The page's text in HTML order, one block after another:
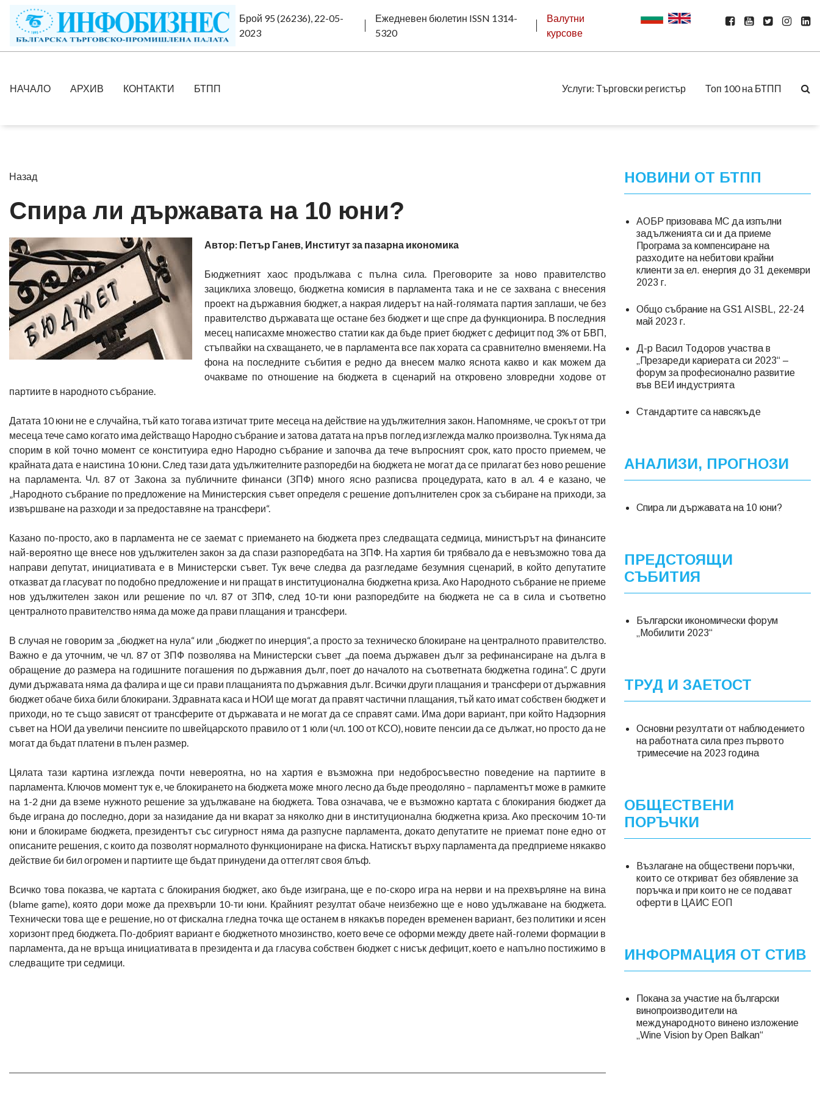
Брой 95 (26236), 22-05-
2023
Ежедневен бюлетин ISSN 1314-
5320
Валутни
курсове
НАЧАЛО АРХИВ КОНТАКТИ БТПП Услуги: Търговски регистър Топ 100 на БТПП
Назад
Спира ли държавата на 10 юни?
Автор: Петър Ганев, Институт за пазарна икономика
Бюджетният хаос продължава с пълна сила. Преговорите за ново правителство
зациклиха зловещо, бюджетна комисия в парламента така и не се захвана с внесения
проект на държавния бюджет, а накрая лидерът на най-голямата партия заплаши, че без
правителство държавата ще остане без бюджет и ще спре да функционира. В последния
месец написахме множество статии как да бъде приет бюджет с дефицит под 3% от БВП,
стъпвайки на схващането, че в парламента все пак хората са сравнително вменяеми. На
фона на последните събития е редно да внесем малко яснота какво и как можем да
очакваме по отношение на бюджета в сценарий на откровено зловредни ходове от
партиите в народното събрание.
Датата 10 юни не е случайна, тъй като тогава изтичат трите месеца на действие на удължителния закон. Напомняме, че срокът от три
месеца тече само когато има действащо Народно събрание и затова датата на пръв поглед изглежда малко произволна. Тук няма да
спорим в кой точно момент се конституира едно Народно събрание и започва да тече въпросният срок, като просто приемем, че
крайната дата е наистина 10 юни. След тази дата удължителните разпоредби на бюджета не могат да се прилагат без ново решение
на парламента. Чл. 87 от Закона за публичните финанси (ЗПФ) много ясно разписва процедурата, като в ал. 4 е казано, че
„Народното събрание по предложение на Министерския съвет определя с решение допълнителен срок за събиране на приходи, за
извършване на разходи и за предоставяне на трансфери“.
Казано по-просто, ако в парламента не се заемат с приемането на бюджета през следващата седмица, министърът на финансите
най-вероятно ще внесе нов удължителен закон за да спази разпоредбата на ЗПФ. На хартия би трябвало да е невъзможно това да
направи депутат, инициативата е в Министерски съвет. Тук вече следва да разгледаме безумния сценарий, в който депутатите
отказват да гласуват по подобно предложение и ни пращат в институционална бюджетна криза. Ако Народното събрание не приеме
нов удължителен закон или решение по чл. 87 от ЗПФ, след 10-ти юни разпоредбите на бюджета не са в сила и съответно
централното правителство няма да може да прави плащания и трансфери.
В случая не говорим за „бюджет на нула“ или „бюджет по инерция“, а просто за техническо блокиране на централното правителство.
Важно е да уточним, че чл. 87 от ЗПФ позволява на Министерски съвет „да поема държавен дълг за рефинансиране на дълга в
обращение до размера на годишните погашения по държавния дълг, поет до началото на съответната бюджетна година“. С други
думи държавата няма да фалира и ще си прави плащанията по държавния дълг. Всички други плащания и трансфери от държавния
бюджет обаче биха били блокирани. Здравната каса и НОИ ще могат да правят частични плащания, тъй като имат собствен бюджет и
приходи, но те също зависят от трансферите от държавата и не могат да се справят сами. Има дори вариант, при който Надзорния
съвет на НОИ да увеличи пенсиите по швейцарското правило от 1 юли (чл. 100 от КСО), новите пенсии да се дължат, но просто да не
могат да бъдат платени в пълен размер.
Цялата тази картина изглежда почти невероятна, но на хартия е възможна при недобросъвестно поведение на партиите в
парламента. Ключов момент тук е, че блокирането на бюджета може много лесно да бъде преодоляно – парламентът може в рамките
на 1-2 дни да вземе нужното решение за удължаване на бюджета. Това означава, че е възможно картата с блокирания бюджет да
бъде играна до последно, дори за назидание да ни вкарат за няколко дни в институционална бюджетна криза. Ако прескочим 10-ти
юни и блокираме бюджета, президентът със сигурност няма да разпусне парламента, докато депутатите не приемат поне едно от
описаните решения, с които да позволят нормалното функциониране на фиска. Натискът върху парламента да предприеме някакво
действие би бил огромен и партиите ще бъдат принудени да оттеглят своя блъф.
Всичко това показва, че картата с блокирания бюджет, ако бъде изиграна, ще е по-скоро игра на нерви и на прехвърляне на вина
(blame game), която дори може да прехвърли 10-ти юни. Крайният резултат обаче неизбежно ще е ново удължаване на бюджета.
Технически това ще е решение, но от фискална гледна точка ще останем в някакъв пореден временен вариант, без политики и ясен
хоризонт пред бюджета. По-добрият вариант е бюджетното мнозинство, което вече се оформи между двете най-големи формации в
парламента, да не връща инициативата в президента и да гласува собствен бюджет с нисък дефицит, което е напълно постижимо в
следващите три седмици.
НОВИНИ ОТ БТПП
АОБР призовава МС да изпълни
задълженията си и да приеме
Програма за компенсиране на
разходите на небитови крайни
клиенти за ел. енергия до 31 декември
2023 г.
Общо събрание на GS1 AISBL, 22-24
май 2023 г.
Д-р Васил Тодоров участва в
„Презареди кариерата си 2023“ –
форум за професионално развитие
във ВЕИ индустрията
Стандартите са навсякъде
АНАЛИЗИ, ПРОГНОЗИ
Спира ли държавата на 10 юни?
ПРЕДСТОЯЩИ
СЪБИТИЯ
Български икономически форум
„Мобилити 2023“
ТРУД И ЗАЕТОСТ
Основни резултати от наблюдението
на работната сила през първото
тримесечие на 2023 година
ОБЩЕСТВЕНИ
ПОРЪЧКИ
Възлагане на обществени поръчки,
които се откриват без обявление за
поръчка и при които не се подават
оферти в ЦАИС ЕОП
ИНФОРМАЦИЯ ОТ СТИВ
Покана за участие на български
винопроизводители на
международното винено изложение
„Wine Vision by Open Balkan“